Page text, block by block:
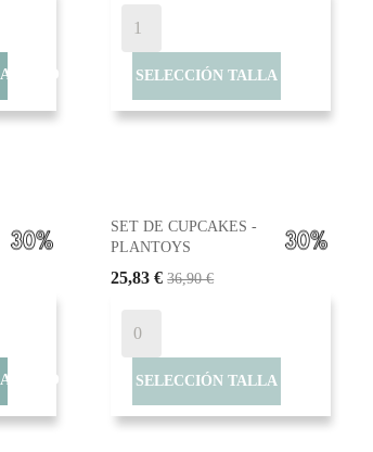
SELECCIÓN TALLA
SET DE CUPCAKES -
PLANTOYS
25,83 € 36,90 €
SELECCIÓN TALLA